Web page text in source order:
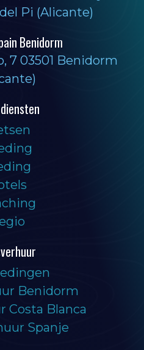
Pi (Alicante)
Benidorm
7 03501 Benidorm
Benidorm
Costa Blanca
Spanje